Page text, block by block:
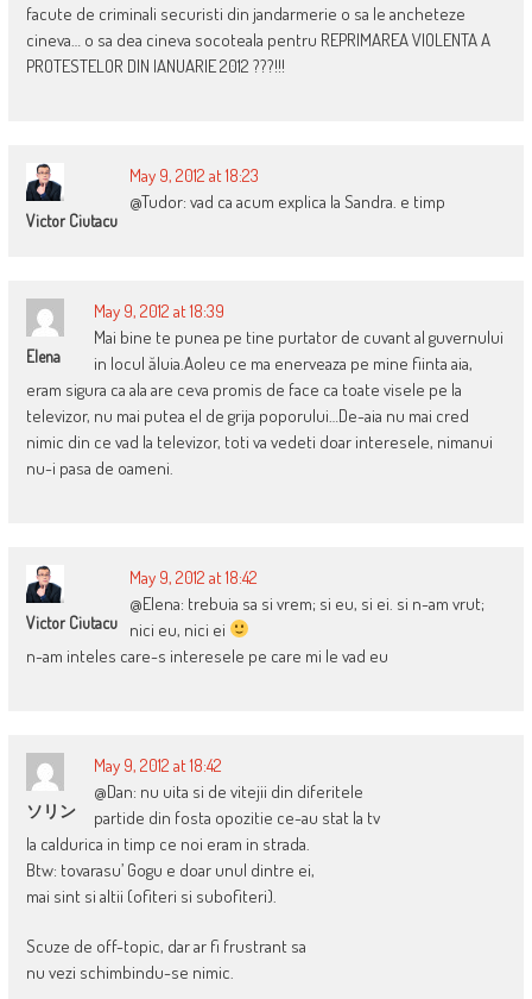
facute de criminali securisti din jandarmerie o sa le ancheteze
cineva… o sa dea cineva socoteala pentru REPRIMAREA VIOLENTA A
PROTESTELOR DIN IANUARIE 2012 ???!!!
Victor Ciutacu
May 9, 2012 at 18:23
@Tudor: vad ca acum explica la Sandra. e timp
Elena
May 9, 2012 at 18:39
Mai bine te punea pe tine purtator de cuvant al guvernului
in locul ăluia.Aoleu ce ma enerveaza pe mine fiinta aia,
eram sigura ca ala are ceva promis de face ca toate visele pe la
televizor, nu mai putea el de grija poporului…De-aia nu mai cred
nimic din ce vad la televizor, toti va vedeti doar interesele, nimanui
nu-i pasa de oameni.
Victor Ciutacu
May 9, 2012 at 18:42
@Elena: trebuia sa si vrem; si eu, si ei. si n-am vrut;
nici eu, nici ei
n-am inteles care-s interesele pe care mi le vad eu
ソリン
May 9, 2012 at 18:42
@Dan: nu uita si de vitejii din diferitele
partide din fosta opozitie ce-au stat la tv
la caldurica in timp ce noi eram in strada.
Btw: tovarasu’ Gogu e doar unul dintre ei,
mai sint si altii (ofiteri si subofiteri).
Scuze de off-topic, dar ar fi frustrant sa
nu vezi schimbindu-se nimic.